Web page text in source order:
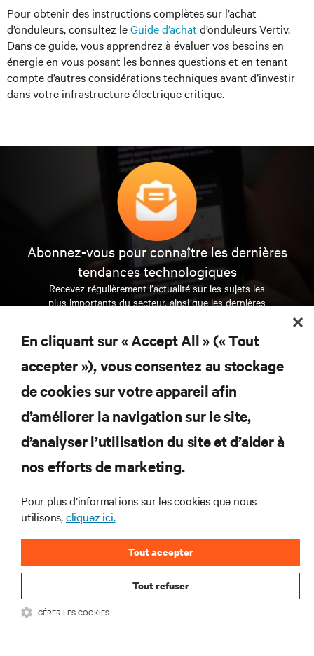
Pour obtenir des instructions complètes sur l’achat
d’onduleurs, consultez leGuide d’achat d’onduleurs Vertiv.
Dans ce guide, vous apprendrez à évaluer vos besoins en
énergie en vous posant les bonnes questions et en tenant
compte d’autres considérations techniques avant d’investir
dans votre infrastructure électrique critique.
Abonnez-vous pour connaître les dernières
tendances technologiques
Recevez régulièrement l’actualité sur les sujets les
plus importants du secteur, ainsi que les dernières
et des infrastructures informatiques critiques.
S’INSCRIRE MAINTENANT
RESSOURCES
SUPPORT
SOCIÉTÉ
En cliquant sur « Accept All » (« Tout
accepter »), vous consentez au stockage
de cookies sur votre appareil afin
d’améliorer la navigation sur le site,
d’analyser l’utilisation du site et d’aider à
nos efforts de marketing.
Pour plus d’informations sur les cookies que nous
utilisons,cliquez ici.
Tout refuser
Tout accepter
GÉRER LES COOKIES